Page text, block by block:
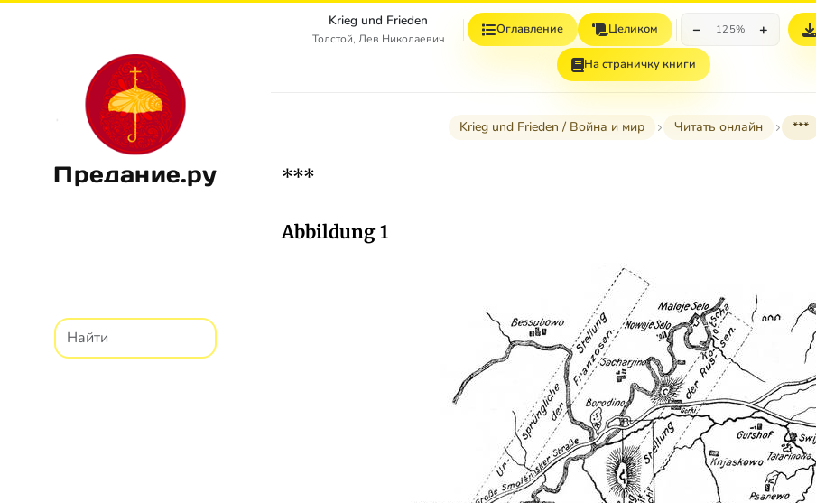
Предание.ру
Krieg und Frieden
Толстой, Лев Николаевич
Оглавление Целиком − 125% +
На страничку книги
Krieg und Frieden / Война и мир Читать онлайн ***
***
Abbildung 1